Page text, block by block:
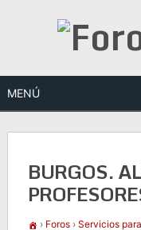
MENÚ
BURGOS.
› Foros › Servicios